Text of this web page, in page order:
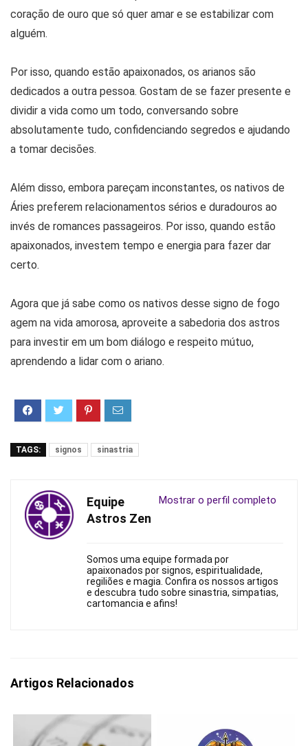
coração de ouro que só quer amar e se estabilizar com
alguém.
Por isso, quando estão apaixonados, os arianos são
dedicados a outra pessoa. Gostam de se fazer presente e
dividir a vida como um todo, conversando sobre
absolutamente tudo, confidenciando segredos e ajudando
a tomar decisões.
Além disso, embora pareçam inconstantes, os nativos de
Áries preferem relacionamentos sérios e duradouros ao
invés de romances passageiros. Por isso, quando estão
apaixonados, investem tempo e energia para fazer dar
certo.
Agora que já sabe como os nativos desse signo de fogo
agem na vida amorosa, aproveite a sabedoria dos astros
para investir em um bom diálogo e respeito mútuo,
aprendendo a lidar com o ariano.
TAGS: signos sinastria
Mostrar o perfil completo
Equipe
Astros Zen
Somos uma equipe formada por
apaixonados por signos, espiritualidade,
regiliões e magia. Confira os nossos artigos
e descubra tudo sobre sinastria, simpatias,
cartomancia e afins!
Artigos Relacionados